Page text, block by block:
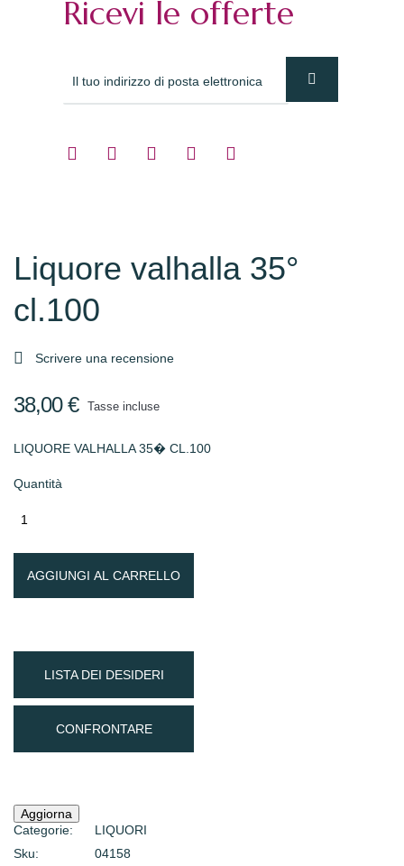
Ricevi le offerte
Liquore valhalla 35°
cl.100
 Scrivere una recensione
38,00 € Tasse incluse
LIQUORE VALHALLA 35� CL.100
Quantità
AGGIUNGI AL CARRELLO
LISTA DEI DESIDERI
CONFRONTARE
Categorie:
LIQUORI
Sku:
04158